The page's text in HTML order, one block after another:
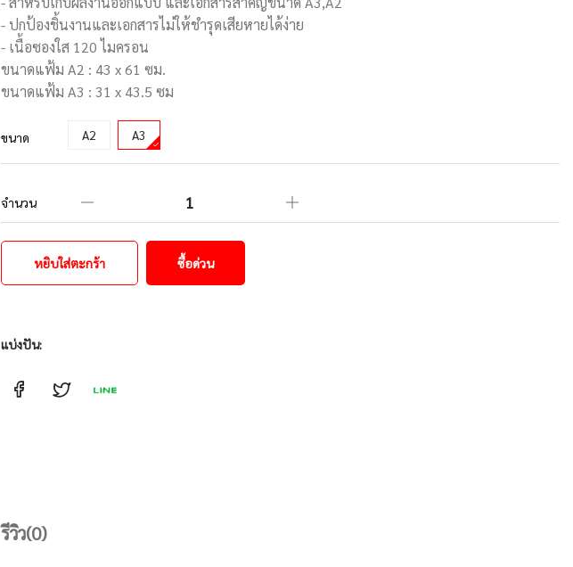
- ปกป้องชิ้นงานและเอกสารไม่ให้ชำรุดเสียหายได้ง่าย
- เนื้อซองใส 120 ไมครอน
ขนาดแฟ้ม A2 : 43 x 61 ซม.
ขนาดแฟ้ม A3 : 31 x 43.5 ซม
ขนาด A2 A3
จำนวน
หยิบใส่ตะกร้า ซื้อด่วน
แบ่งปัน:
รีวิว(0)